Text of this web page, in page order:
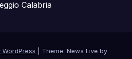
Calabria
Theme: News Live by